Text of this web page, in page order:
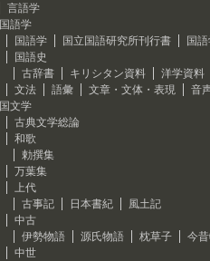
言語学
国語学
国語学
国立国語研究所刊行書
国
国語史
古辞書
キリシタン資料
洋学資料
文法
語彙 文章・文体・表現
音
国文学
古典文学総論
和歌
勅撰集
万葉集
上代
古事記
日本書紀
風土記
中古
伊勢物語
源氏物語 枕草子
今
中世